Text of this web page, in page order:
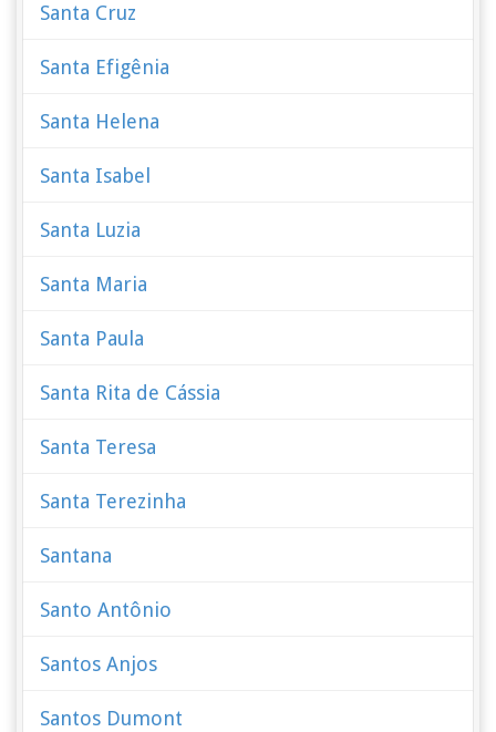
Santa Cruz
Santa Efigênia
Santa Helena
Santa Isabel
Santa Luzia
Santa Maria
Santa Paula
Santa Rita de Cássia
Santa Teresa
Santa Terezinha
Santana
Santo Antônio
Santos Anjos
Santos Dumont